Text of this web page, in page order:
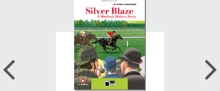
Previous